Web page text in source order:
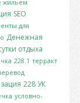
жильем
SEO
для
Денежная
отдыха
228.1 терракт
228 УК
условно-